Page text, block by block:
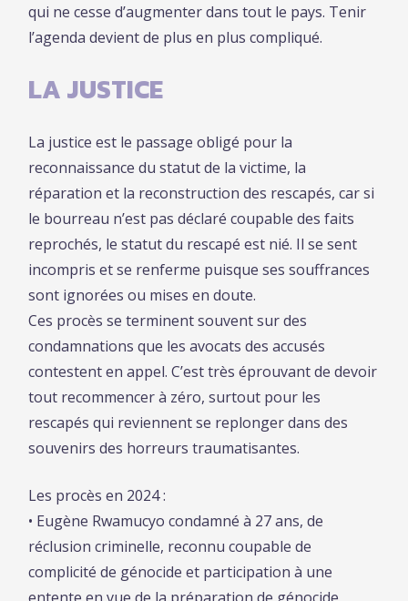
qui ne cesse d’augmenter dans tout le pays. Tenir
l’agenda devient de plus en plus compliqué.
LA JUSTICE
La justice est le passage obligé pour la
reconnaissance du statut de la victime, la
réparation et la reconstruction des rescapés, car si
le bourreau n’est pas déclaré coupable des faits
reprochés, le statut du rescapé est nié. Il se sent
incompris et se renferme puisque ses souffrances
sont ignorées ou mises en doute.
Ces procès se terminent souvent sur des
condamnations que les avocats des accusés
contestent en appel. C’est très éprouvant de devoir
tout recommencer à zéro, surtout pour les
rescapés qui reviennent se replonger dans des
souvenirs des horreurs traumatisantes.
Les procès en 2024 :
• Eugène Rwamucyo condamné à 27 ans, de
réclusion criminelle, reconnu coupable de
complicité de génocide et participation à une